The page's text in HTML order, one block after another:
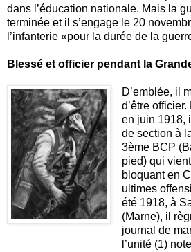
dans l’éducation nationale. Mais la
terminée et il s’engage le 20
l’infanterie «pour la durée de la
Blessé et officier pendant la
D’emblée, il
d’être
en juin 1918,
de section à
3ème BCP
pied) qui
bloquant en
ultimes
été 1918, à
(Marne), il
journal de
l’unité (1)